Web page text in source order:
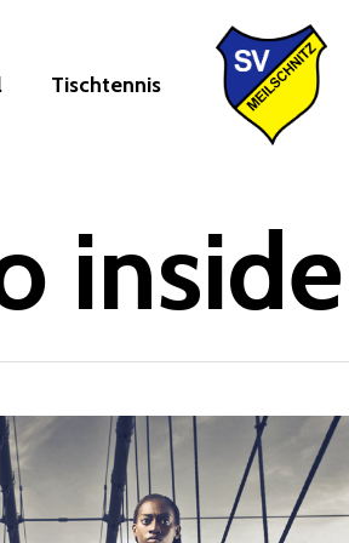
Tischtennis